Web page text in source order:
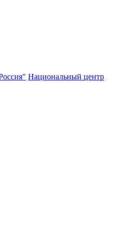
Национальный центр